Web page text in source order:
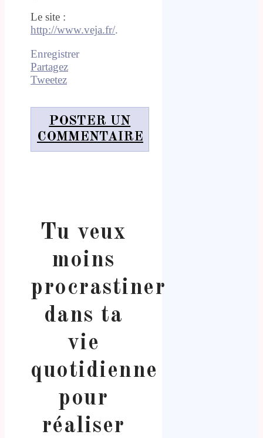
Le site :
http://www.veja.fr/.
Enregistrer
Partagez
Tweetez
POSTER UN
COMMENTAIRE
Tu veux
moins
procrastiner
dans ta
vie
quotidienne
pour
réaliser